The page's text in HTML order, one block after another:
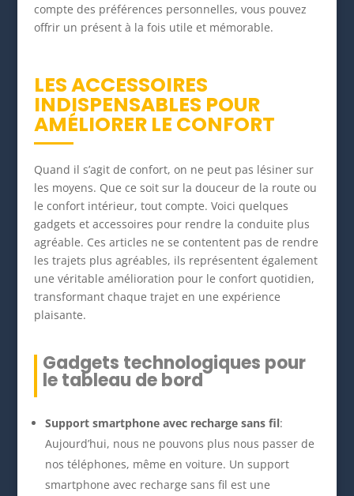
compte des préférences personnelles, vous pouvez
offrir un présent à la fois utile et mémorable.
LES ACCESSOIRES
INDISPENSABLES POUR
AMÉLIORER LE CONFORT
Quand il s’agit de confort, on ne peut pas lésiner sur
les moyens. Que ce soit sur la douceur de la route ou
le confort intérieur, tout compte. Voici quelques
gadgets et accessoires pour rendre la conduite plus
agréable. Ces articles ne se contentent pas de rendre
les trajets plus agréables, ils représentent également
une véritable amélioration pour le confort quotidien,
transformant chaque trajet en une expérience
plaisante.
Gadgets technologiques pour
le tableau de bord
Support smartphone avec recharge sans fil:
Aujourd’hui, nous ne pouvons plus nous passer de
nos téléphones, même en voiture. Un support
smartphone avec recharge sans fil est une